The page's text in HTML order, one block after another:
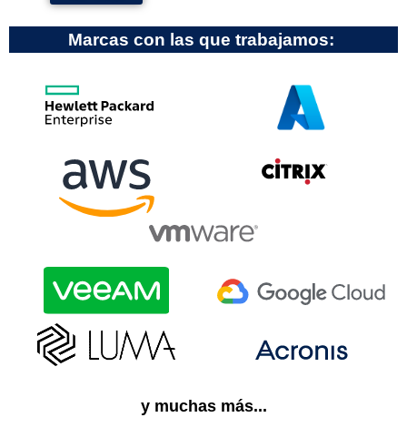
Marcas con las que trabajamos:
y muchas más...